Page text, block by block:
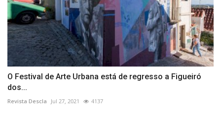
O Festival de Arte Urbana está de regresso a Figueiró
dos...
Revista Descla Jul 27, 2021 4137